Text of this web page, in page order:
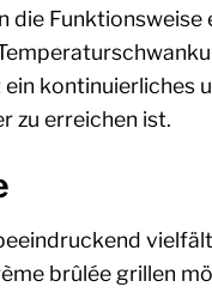
die
kontinuierliches
zu erreichen ist.
brûlée grillen